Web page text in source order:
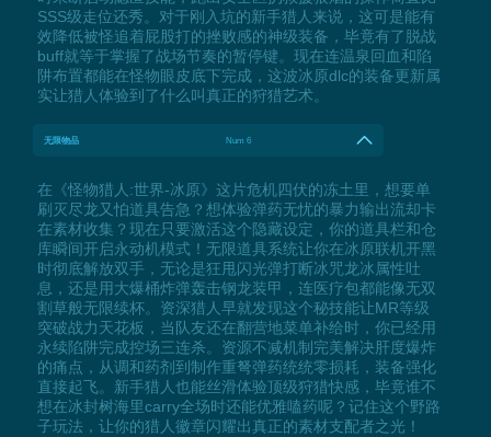
SSS级走位还秀。对于刚入坑的新手猎人来说，这可是能有
效降低被怪追着屁股打的挫败感的神级装备，毕竟有了脱战
buff就等于掌握了战场节奏的暂停键。现在连温泉回血和陷
阱布置都能在怪物眼皮底下完成，这波冰原dlc的装备更新属
实让猎人体验到了什么叫真正的狩猎艺术。
无限物品 Num 6
在《怪物猎人:世界-冰原》这片危机四伏的冻土里，想要单
刷灭尽龙又怕道具告急？想体验弹药无忧的暴力输出流却卡
在素材收集？现在只要激活这个隐藏设定，你的道具栏和仓
库瞬间开启永动机模式！无限道具系统让你在冰原联机开黑
时彻底解放双手，无论是狂甩闪光弹打断冰咒龙冰属性吐
息，还是用大爆桶炸弹轰击钢龙装甲，连医疗包都能像无双
割草般无限续杯。资深猎人早就发现这个秘技能让MR等级
突破战力天花板，当队友还在翻营地菜单补给时，你已经用
永续陷阱完成控场三连杀。资源不减机制完美解决肝度爆炸
的痛点，从调和药剂到制作重弩弹药统统零损耗，装备强化
直接起飞。新手猎人也能丝滑体验顶级狩猎快感，毕竟谁不
想在冰封树海里carry全场时还能优雅嗑药呢？记住这个野路
子玩法，让你的猎人徽章闪耀出真正的素材支配者之光！